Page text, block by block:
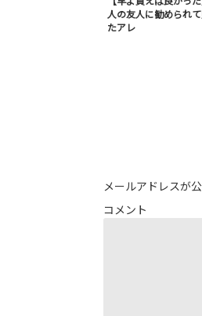
人の友人に勧められ
たアレ
メールアドレスが
コメント